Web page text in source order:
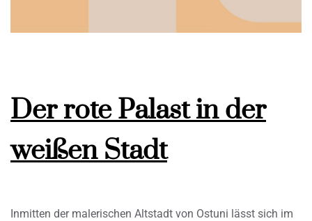
Der rote Palast in der
weißen Stadt
Inmitten der malerischen Altstadt von Ostuni lässt sich im